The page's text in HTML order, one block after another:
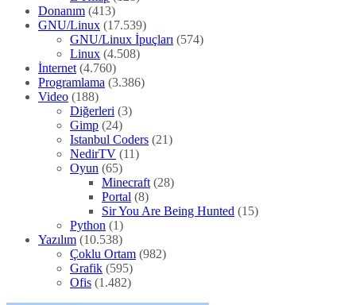
Gimp(24)
Istanbul Coders
NedirTV(11)
Oyun(65)
Minecraft
Portal(8)
Sir You Are Being Hunted
Python(1)
Yazılım(10.538)
Çoklu Ortam(982)
Grafik(595)
Ofis(1.482)
Yayımlanan yazılar
Ağustos 2026(97)